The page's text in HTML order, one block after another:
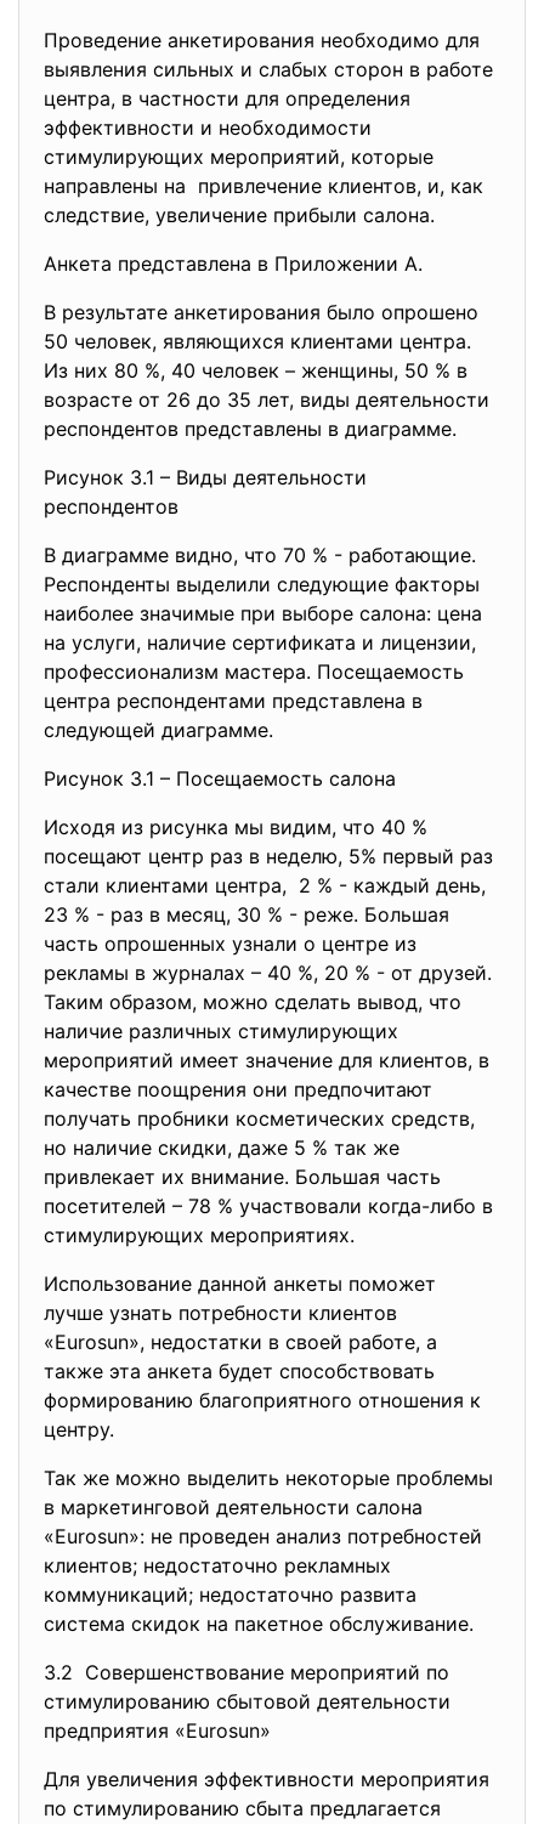
Проведение анкетирования необходимо для
выявления сильных и слабых сторон в работе
центра, в частности для определения
эффективности и необходимости
стимулирующих мероприятий, которые
направлены на привлечение клиентов, и, как
следствие, увеличение прибыли салона.
Анкета представлена в Приложении А.
В результате анкетирования было опрошено
50 человек, являющихся клиентами центра.
Из них 80 %, 40 человек – женщины, 50 % в
возрасте от 26 до 35 лет, виды деятельности
респондентов представлены в диаграмме.
Рисунок 3.1 – Виды деятельности
респондентов
В диаграмме видно, что 70 % - работающие.
Респонденты выделили следующие факторы
наиболее значимые при выборе салона: цена
на услуги, наличие сертификата и лицензии,
профессионализм мастера. Посещаемость
центра респондентами представлена в
следующей диаграмме.
Рисунок 3.1 – Посещаемость салона
Исходя из рисунка мы видим, что 40 %
посещают центр раз в неделю, 5% первый раз
стали клиентами центра, 2 % - каждый день,
23 % - раз в месяц, 30 % - реже. Большая
часть опрошенных узнали о центре из
рекламы в журналах – 40 %, 20 % - от друзей.
Таким образом, можно сделать вывод, что
наличие различных стимулирующих
мероприятий имеет значение для клиентов, в
качестве поощрения они предпочитают
получать пробники косметических средств,
но наличие скидки, даже 5 % так же
привлекает их внимание. Большая часть
посетителей – 78 % участвовали когда-либо в
стимулирующих мероприятиях.
Использование данной анкеты поможет
лучше узнать потребности клиентов
«Eurosun», недостатки в своей работе, а
также эта анкета будет способствовать
формированию благоприятного отношения к
центру.
Так же можно выделить некоторые проблемы
в маркетинговой деятельности салона
«Eurosun»: не проведен анализ потребностей
клиентов; недостаточно рекламных
коммуникаций; недостаточно развита
система скидок на пакетное обслуживание.
3.2 Совершенствование мероприятий по
стимулированию сбытовой деятельности
предприятия «Eurosun»
Для увеличения эффективности мероприятия
по стимулированию сбыта предлагается